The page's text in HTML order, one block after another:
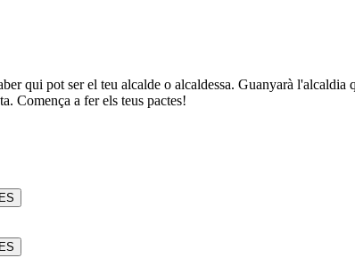
qui pot ser el teu alcalde o alcaldessa. Guanyarà
Comença a fer els teus pactes!